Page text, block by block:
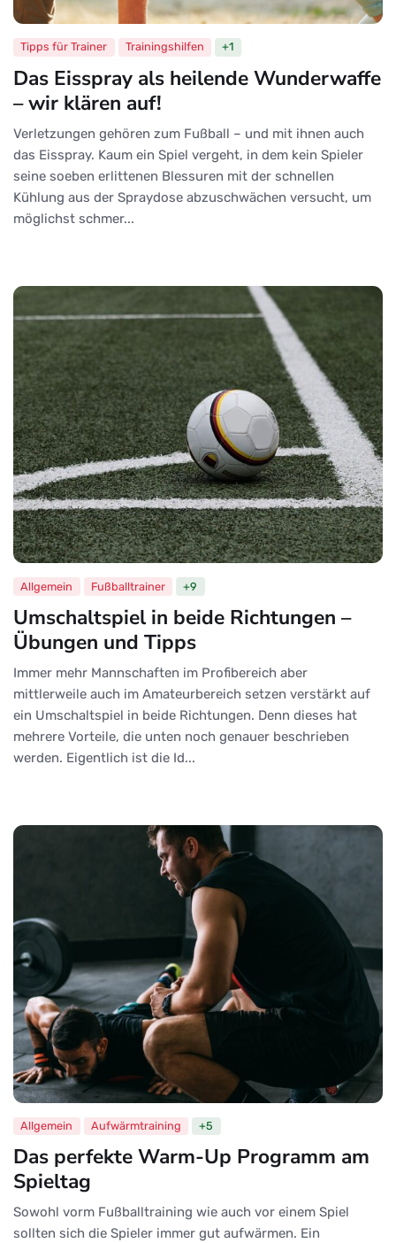
Das Eisspray als heilende Wunderwaffe
– wir klären auf!
Verletzungen gehören zum Fußball – und mit ihnen auch
das Eisspray. Kaum ein Spiel vergeht, in dem kein Spieler
seine soeben erlittenen Blessuren mit der schnellen
Kühlung aus der Spraydose abzuschwächen versucht, um
möglichst schmer...
Tipps für Trainer Trainingshilfen +1
Umschaltspiel in beide Richtungen –
Übungen und Tipps
Immer mehr Mannschaften im Profibereich aber
mittlerweile auch im Amateurbereich setzen verstärkt auf
ein Umschaltspiel in beide Richtungen. Denn dieses hat
mehrere Vorteile, die unten noch genauer beschrieben
werden. Eigentlich ist die Id...
Allgemein Fußballtrainer +9
Das perfekte Warm-Up Programm am
Spieltag
Sowohl vorm Fußballtraining wie auch vor einem Spiel
sollten sich die Spieler immer gut aufwärmen. Ein
Allgemein Aufwärmtraining +5